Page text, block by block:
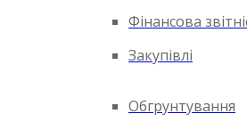
Фінансова
Закупівлі
Обгрунтування